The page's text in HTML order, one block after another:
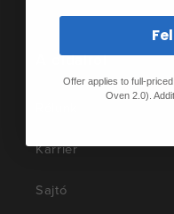
A oldalról
Karrier
Sajtó
Offer applies to full-
Oven 2.0).